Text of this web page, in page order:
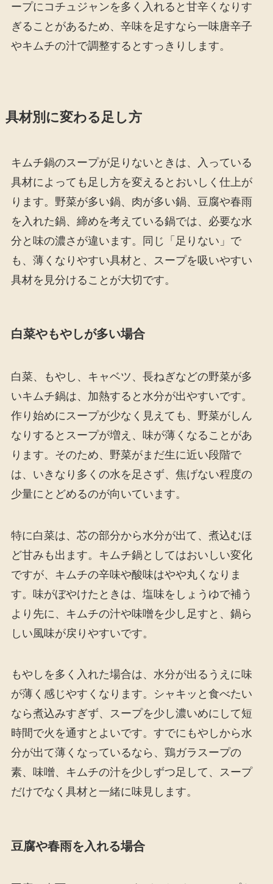
ープにコチュジャンを多く入れると甘辛くなりす
ぎることがあるため、辛味を足すなら一味唐辛子
やキムチの汁で調整するとすっきりします。
具材別に変わる足し方
キムチ鍋のスープが足りないときは、入っている
具材によっても足し方を変えるとおいしく仕上が
ります。野菜が多い鍋、肉が多い鍋、豆腐や春雨
を入れた鍋、締めを考えている鍋では、必要な水
分と味の濃さが違います。同じ「足りない」で
も、薄くなりやすい具材と、スープを吸いやすい
具材を見分けることが大切です。
白菜やもやしが多い場合
白菜、もやし、キャベツ、長ねぎなどの野菜が多
いキムチ鍋は、加熱すると水分が出やすいです。
作り始めにスープが少なく見えても、野菜がしん
なりするとスープが増え、味が薄くなることがあ
ります。そのため、野菜がまだ生に近い段階で
は、いきなり多くの水を足さず、焦げない程度の
少量にとどめるのが向いています。
特に白菜は、芯の部分から水分が出て、煮込むほ
ど甘みも出ます。キムチ鍋としてはおいしい変化
ですが、キムチの辛味や酸味はやや丸くなりま
す。味がぼやけたときは、塩味をしょうゆで補う
より先に、キムチの汁や味噌を少し足すと、鍋ら
しい風味が戻りやすいです。
もやしを多く入れた場合は、水分が出るうえに味
が薄く感じやすくなります。シャキッと食べたい
なら煮込みすぎず、スープを少し濃いめにして短
時間で火を通すとよいです。すでにもやしから水
分が出て薄くなっているなら、鶏ガラスープの
素、味噌、キムチの汁を少しずつ足して、スープ
だけでなく具材と一緒に味見します。
豆腐や春雨を入れる場合